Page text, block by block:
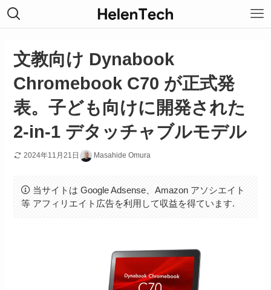
文教向け Dynabook
Chromebook C70 が正式発
表。子ども向けに開発された
2-in-1 デタッチャブルモデル
2024年11月21日 Masahide Omura
当サイトは Google Adsense、Amazon アソシエイト
等 アフィリエイト広告を利用して収益を得ています.